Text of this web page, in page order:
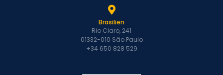
Brasilien
Rio Claro, 241
01332-010 São Paulo
+34 650 828 529